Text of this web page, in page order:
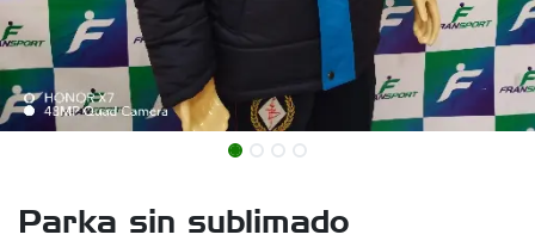
Parka sin sublimado